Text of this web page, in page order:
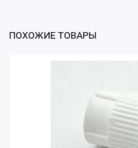
ПОХОЖИЕ ТОВАРЫ